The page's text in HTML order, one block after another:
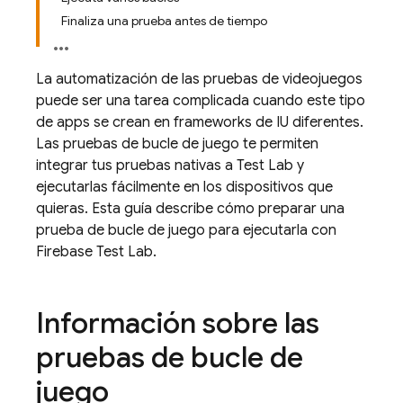
Finaliza una prueba antes de tiempo
La automatización de las pruebas de videojuegos
puede ser una tarea complicada cuando este tipo
de apps se crean en frameworks de IU diferentes.
Las pruebas de bucle de juego te permiten
integrar tus pruebas nativas a Test Lab y
ejecutarlas fácilmente en los dispositivos que
quieras. Esta guía describe cómo preparar una
prueba de bucle de juego para ejecutarla con
Firebase Test Lab.
Información sobre las
pruebas de bucle de
juego